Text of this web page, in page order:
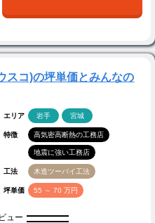
スコ)の坪単価とみんなの
エリア 岩手 宮城
特徴 高気密高断熱の工務店
地震に強い工務店
工法 木造ツーバイ工法
坪単価 55 ～ 70 万円
ュー